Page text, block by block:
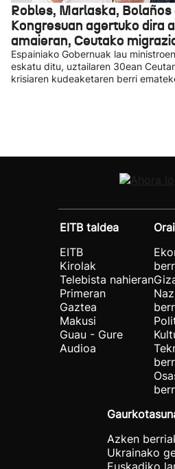
Robles, Marlaska,
Kongresuan agertuko dira
amaieran, Ceutako
Espainiako Gobernuak lau
eskatu ditu, uztailaren 30ean
krisiaren kudeaketaren berri
EITB taldea
EITB
Kirolak
Telebista nahieran
Primeran
Gaztea
Makusi
Guau - Gure
Audioa
Azken
Ukrainako
Euskadiko